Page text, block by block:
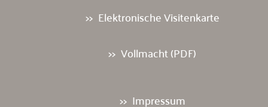
Elektronische Visitenkarte
Vollmacht (PDF)
Impressum